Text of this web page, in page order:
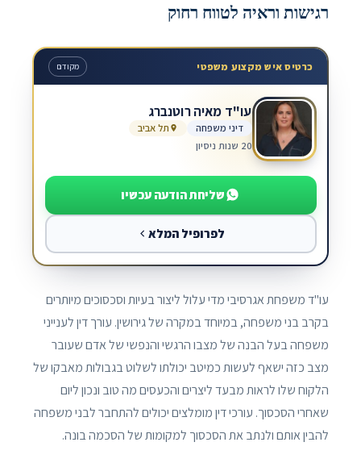
רגישות וראיה לטווח רחוק
כרטיס איש מקצוע משפטי מקודם
עו"ד מאיה רוטנברג
דיני משפחה
תל אביב
20 שנות ניסיון
שליחת הודעה עכשיו
לפרופיל המלא
עו"ד משפחת אגרסיבי מדי עלול ליצור בעיות וסכסוכים מיותרים
בקרב בני משפחה, במיוחד במקרה של גירושין. עורך דין לענייני
משפחה בעל הבנה של מצבו הרגשי והנפשי של אדם שעובר
מצב כזה ישאף לעשות כמיטב יכולתו לשלוט בגבולות מאבקו של
הלקוח שלו לראות מבעד ליצרים והכעסים מה טוב ונכון ליום
שאחרי הסכסוך. עורכי דין מומלצים יכולים להתחבר לבני משפחה
להבין אותם ולנתב את הסכסוך למקומות של הסכמה בונה.